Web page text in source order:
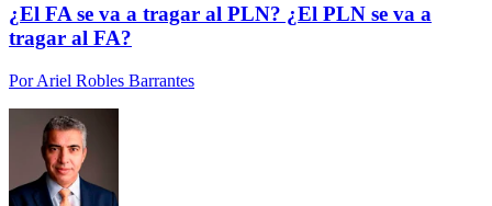
¿El FA se va a tragar al PLN? ¿El PLN se va a
tragar al FA?
PorAriel Robles Barrantes